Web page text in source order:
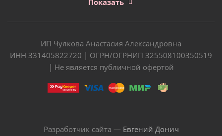
ИП Чулкова Анастасия Александровна
ИНН 331405822720 | ОГРН/ОГРНИП 325508100350519
| Не является публичной офертой
Разработчик сайта — Евгений Донич